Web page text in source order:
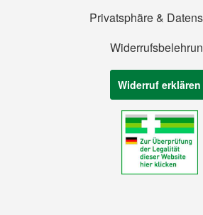
Privatsphäre &
Widerruf erklären